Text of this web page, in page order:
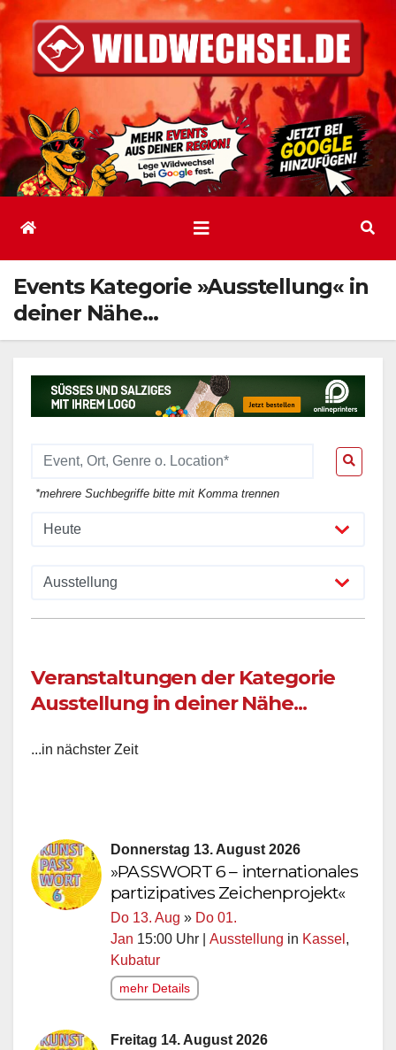
Inhalt
springen
Events Kategorie »Ausstellung« in
deiner Nähe…
*mehrere Suchbegriffe bitte mit Komma trennen
Veranstaltungen der Kategorie
Ausstellung in deiner Nähe...
...in nächster Zeit
Donnerstag 13. August 2026
»PASSWORT 6 – internationales
partizipatives Zeichenprojekt«
Do 13. Aug » Do 01.
Jan 15:00 Uhr | Ausstellung in Kassel ,
Kubatur
mehr Details
Freitag 14. August 2026